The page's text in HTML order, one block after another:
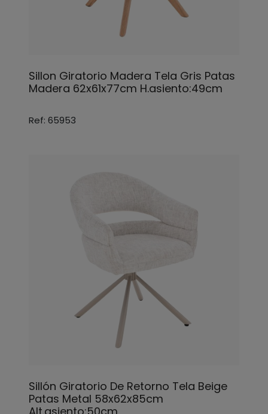
Sillon Giratorio Madera Tela Gris Patas
Madera 62x61x77cm H.asiento:49cm
Ref: 65953
Sillón Giratorio De Retorno Tela Beige
Patas Metal 58x62x85cm